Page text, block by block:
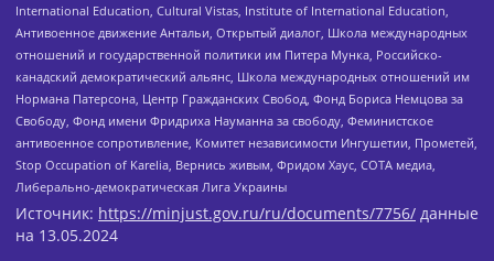
International Education, Cultural Vistas, Institute of International Education,
Антивоенное движение Антальи, Открытый диалог, Школа международных
отношений и государственной политики им Питера Мунка, Российско-
канадский демократический альянс, Школа международных отношений им
Нормана Патерсона, Центр Гражданских Свобод, Фонд Бориса Немцова за
Свободу, Фонд имени Фридриха Науманна за свободу, Феминистское
антивоенное сопротивление, Комитет независимости Ингушетии, Прометей,
Stop Occupation of Karelia, Вернись живым, Фридом Хаус, СОТА медиа,
Либерально-демократическая Лига Украины
Источник: https://minjust.gov.ru/ru/documents/7756/ данные
на 13.05.2024